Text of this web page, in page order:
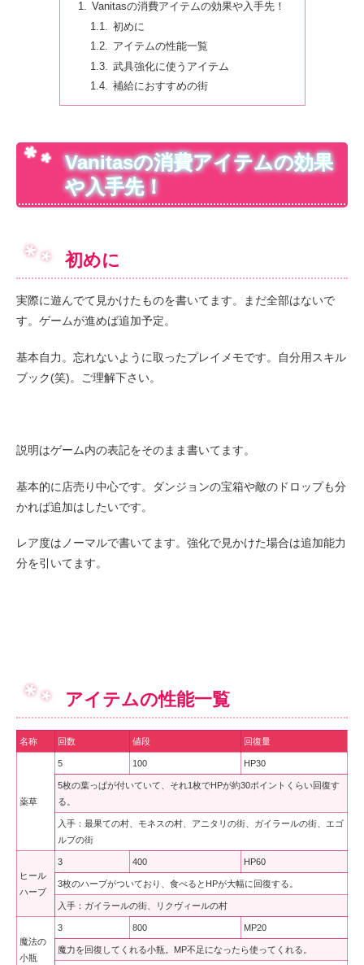
Vanitasの消費アイテムの効果や入手先！
初めに
アイテムの性能一覧
武具強化に使うアイテム
補給におすすめの街
Vanitasの消費アイテムの効果
や入手先！
初めに
実際に遊んでて見かけたものを書いてます。まだ全部はないで
す。ゲームが進めば追加予定。
基本自力。忘れないように取ったプレイメモです。自分用スキル
ブック(笑)。ご理解下さい。
説明はゲーム内の表記をそのまま書いてます。
基本的に店売り中心です。ダンジョンの宝箱や敵のドロップも分
かれば追加はしたいです。
レア度はノーマルで書いてます。強化で見かけた場合は追加能力
分を引いてます。
アイテムの性能一覧
名称 回数 値段 回復量
薬草
5 100 HP30
5枚の葉っぱが付いていて、それ1枚でHPが約30ポイントくらい回復す
る。
入手：最果ての村、モネスの村、アニタリの街、ガイラールの街、エゴ
ルブの街
ヒール
ハーブ
3 400 HP60
3枚のハーブがついており、食べるとHPが大幅に回復する。
入手：ガイラールの街、リクヴィールの村
魔法の
小瓶
3 800 MP20
魔力を回復してくれる小瓶。MP不足になったら使ってくれる。